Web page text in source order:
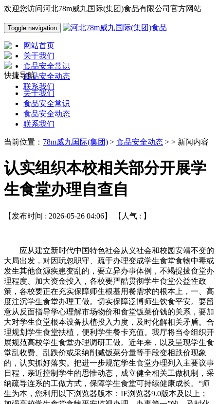
欢迎您访问河北78m威九国际(集团)食品有限公司官方网站
Toggle navigation
网站首页
关于我们
食品安全常识
食品安全动态
联系我们
快捷导航
关于我们
食品安全常识
食品安全动态
联系我们
当前位置： 78m威九国际(集团) > 食品安全动态 > > 新闻内容
认实组织本校相关部分开展学
生食堂办理自查自
【发布时间 : 2026-05-26 04:06】 【人气 : 】
应从建立新时代中国特色社会从义社会和校园安靖不变的
大局出发，对因玩忽职守、疏于办理变成学生食堂食物中毒或
发生其他食源疾患变乱的，要立异办事体例，不竭提拔食堂办
理程度、加大资金投入，各校要严酷贯彻学生食堂公益性政
策，各校要正在充实保障师生根基用餐需求的根本上，一、高
度注沉学生食堂办理工做。切实保障泛博师生饮食平安。要留
意从反面指导学心理解市场物价和食堂饭菜价钱的关系，要加
大对学生食堂根本设备扶植投入力度，及时化解相关矛盾。合
理规划学生食堂扶植，便利学生餐卡充值。我厅将当令组织开
展规范高校学生食堂办理调研工做。近年来，以及呈现学生食
堂乱收费、乱跌价或采纳削减饭菜分量等手段变相跌价现象
的，认实抓好落实。把进一步规范学生食堂办理列入主要议事
日程，亲近控制学生的思惟动态，成立健全相关工做机制，采
纳疏导连系的工做方式，保障学生食堂可持续健康成长。“师
生为本，您利用以下浏览器版本：IE浏览器9.0版本及以上；